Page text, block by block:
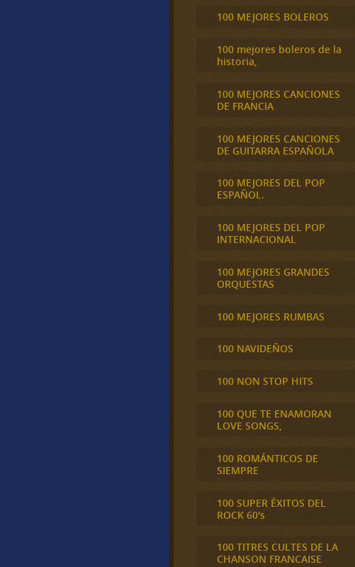
100 MEJORES BOLEROS
100 mejores boleros de la
historia,
100 MEJORES CANCIONES
DE FRANCIA
100 MEJORES CANCIONES
DE GUITARRA ESPAÑOLA
100 MEJORES DEL POP
ESPAÑOL.
100 MEJORES DEL POP
INTERNACIONAL
100 MEJORES GRANDES
ORQUESTAS
100 MEJORES RUMBAS
100 NAVIDEÑOS
100 NON STOP HITS
100 QUE TE ENAMORAN
LOVE SONGS,
100 ROMÁNTICOS DE
SIEMPRE
100 SUPER ÉXITOS DEL
ROCK 60's
100 TITRES CULTES DE LA
CHANSON FRANCAISE